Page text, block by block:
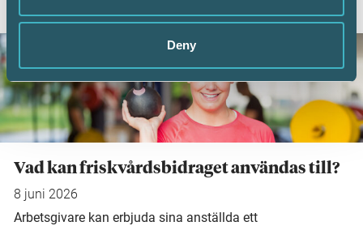
Deny
AKTUELLA ARTIKLAR
Vad kan friskvårdsbidraget användas till?
8 juni 2026
Arbetsgivare kan erbjuda sina anställda ett